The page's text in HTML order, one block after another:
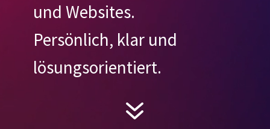
und Websites.
Persönlich, klar und
lösungsorientiert.
7